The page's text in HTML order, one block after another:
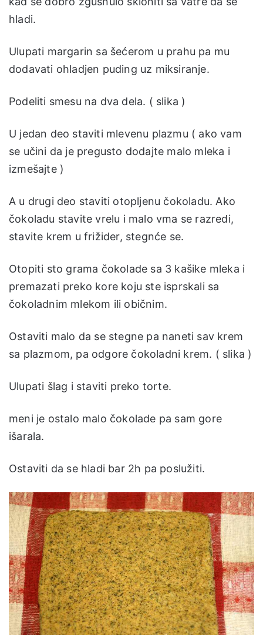
hladi.
Ulupati margarin sa šećerom u prahu pa mu
dodavati ohladjen puding uz miksiranje.
Podeliti smesu na dva dela. ( slika )
U jedan deo staviti mlevenu plazmu ( ako vam
se učini da je pregusto dodajte malo mleka i
izmešajte )
A u drugi deo staviti otopljenu čokoladu. Ako
čokoladu stavite vrelu i malo vma se razredi,
stavite krem u frižider, stegnće se.
Otopiti sto grama čokolade sa 3 kašike mleka i
premazati preko kore koju ste isprskali sa
čokoladnim mlekom ili običnim.
Ostaviti malo da se stegne pa naneti sav krem
sa plazmom, pa odgore čokoladni krem. ( slika )
Ulupati šlag i staviti preko torte.
meni je ostalo malo čokolade pa sam gore
išarala.
Ostaviti da se hladi bar 2h pa poslužiti.